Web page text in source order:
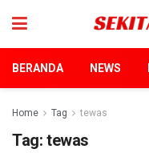
BERANDA NEWS
Home Tag tewas
Tag: tewas